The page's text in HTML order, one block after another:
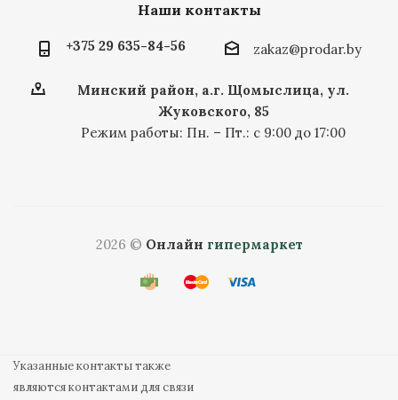
Наши контакты
+375 29 635-84-56 zakaz@prodar.by
Минский район, а.г. Щомыслица, ул.
Жуковского, 85
Режим работы: Пн. – Пт.: с 9:00 до 17:00
2026 © Онлайн гипермаркет
Указанные контакты также
являются контактами для связи